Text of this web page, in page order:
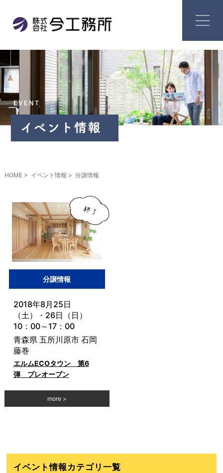
HOME イベント情報 分譲情報
分譲情報
2018年8月25日
（土）・26日（日）
10：00～17：00
青森県 五所川原市 石岡
藤巻
エルムECOタウン 第6
弾 プレオープン
more
イベント情報カテゴリ一覧